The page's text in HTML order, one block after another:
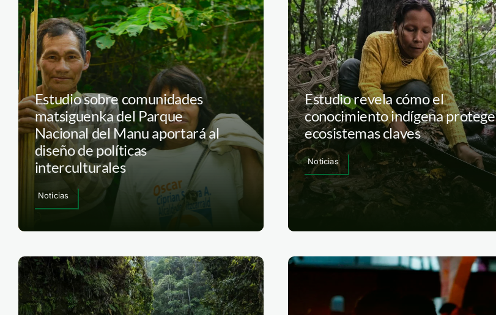
Estudio sobre comunidades
matsiguenka del Parque
Nacional del Manu aportará al
diseño de políticas
interculturales
Noticias
Estudio revela cómo el
conocimiento indígena protege
ecosistemas claves
Noticias